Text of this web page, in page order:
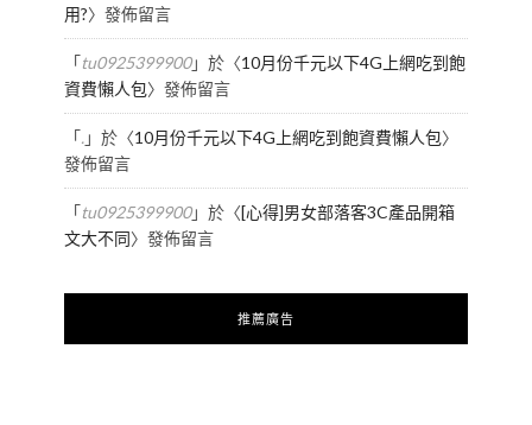
用?〉發佈留言
「tu0925399900」於〈10月份千元以下4G上網吃到飽
資費懶人包〉發佈留言
「.」於〈10月份千元以下4G上網吃到飽資費懶人包〉
發佈留言
「tu0925399900」於〈[心得]男女部落客3C產品開箱
文大不同〉發佈留言
推薦廣告